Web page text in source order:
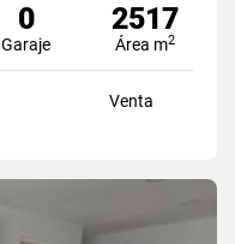
0
Garaje
2517
Área m2
Venta